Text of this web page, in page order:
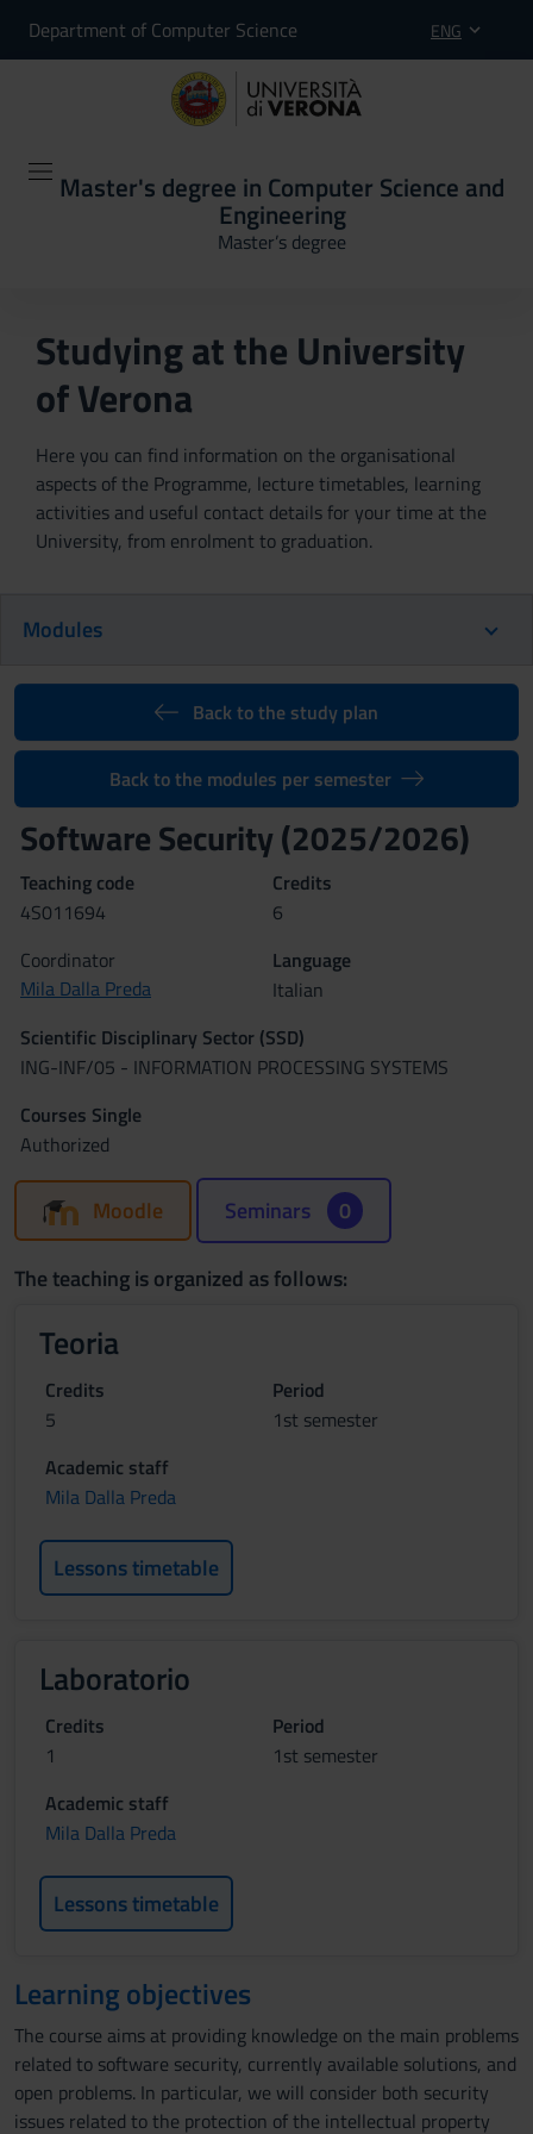
Department of Computer Science ENG
Master's degree in Computer Science and
Engineering
Master’s degree
Studying at the University
of Verona
Here you can find information on the organisational
aspects of the Programme, lecture timetables, learning
activities and useful contact details for your time at the
University, from enrolment to graduation.
Modules
Back to the study plan
Back to the modules per semester
Software Security (2025/2026)
Teaching code
4S011694
Credits
6
Coordinator
Mila Dalla Preda
Language
Italian
Scientific Disciplinary Sector (SSD)
ING-INF/05 - INFORMATION PROCESSING SYSTEMS
Courses Single
Authorized
Moodle Seminars 0
The teaching is organized as follows:
Teoria
Credits
5
Period
1st semester
Academic staff
Mila Dalla Preda
Lessons timetable
Laboratorio
Credits
1
Period
1st semester
Academic staff
Mila Dalla Preda
Lessons timetable
Learning objectives
The course aims at providing knowledge on the main problems
related to software security, currently available solutions, and
open problems. In particular, we will consider both security
issues related to the protection of the intellectual property